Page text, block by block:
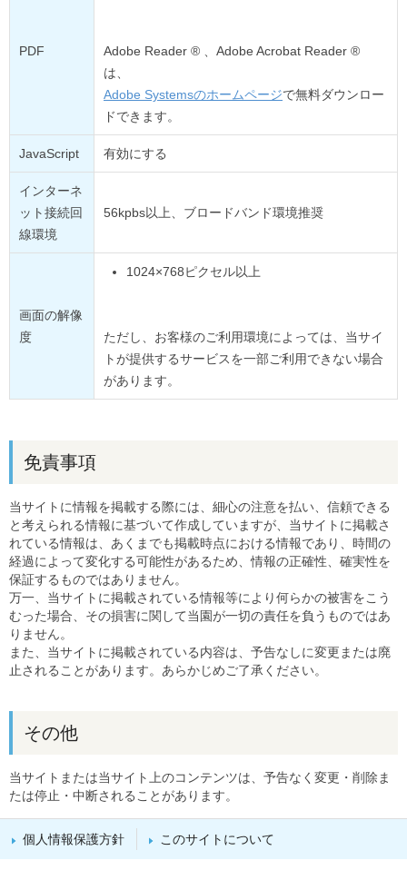
PDF
Adobe Reader ® 、Adobe Acrobat Reader ®
は、
Adobe Systemsのホームページで無料ダウンロー
ドできます。
JavaScript 有効にする
インターネ
ット接続回
線環境
56kpbs以上、ブロードバンド環境推奨
画面の解像
度
1024×768ピクセル以上
ただし、お客様のご利用環境によっては、当サイ
トが提供するサービスを一部ご利用できない場合
があります。
免責事項
当サイトに情報を掲載する際には、細心の注意を払い、信頼できる
と考えられる情報に基づいて作成していますが、当サイトに掲載さ
れている情報は、あくまでも掲載時点における情報であり、時間の
経過によって変化する可能性があるため、情報の正確性、確実性を
保証するものではありません。
万一、当サイトに掲載されている情報等により何らかの被害をこう
むった場合、その損害に関して当園が一切の責任を負うものではあ
りません。
また、当サイトに掲載されている内容は、予告なしに変更または廃
止されることがあります。あらかじめご了承ください。
その他
当サイトまたは当サイト上のコンテンツは、予告なく変更・削除ま
たは停止・中断されることがあります。
個人情報保護方針 このサイトについて